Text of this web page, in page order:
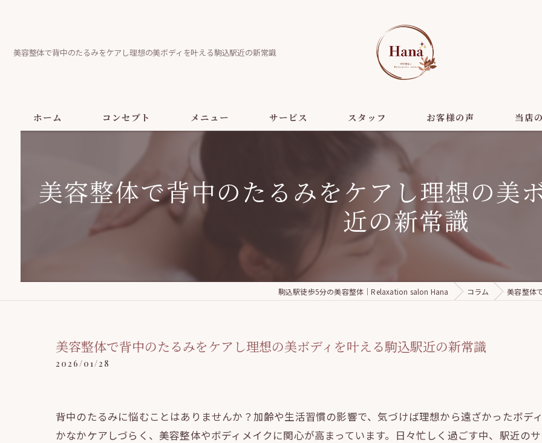
美容整体で背中のたるみをケアし理想の美ボディを叶える駒込駅近の新常識
ホーム コンセプト メニュー サービス スタッフ お客様の声 当店
ダイエ
美容整体で背中のたるみをケアし理想の美
近の新常識
駒込駅徒歩5分の美容整体｜Relaxation salon Hana コラム 美容整体
美容整体で背中のたるみをケアし理想の美ボディを叶える駒込駅近の新常識
2026/01/28
背中のたるみに悩むことはありませんか？加齢や生活習慣の影響で、気づけば理想から遠ざかったボデ
かなかケアしづらく、美容整体やボディメイクに関心が高まっています。日々忙しく過ごす中、駅近の